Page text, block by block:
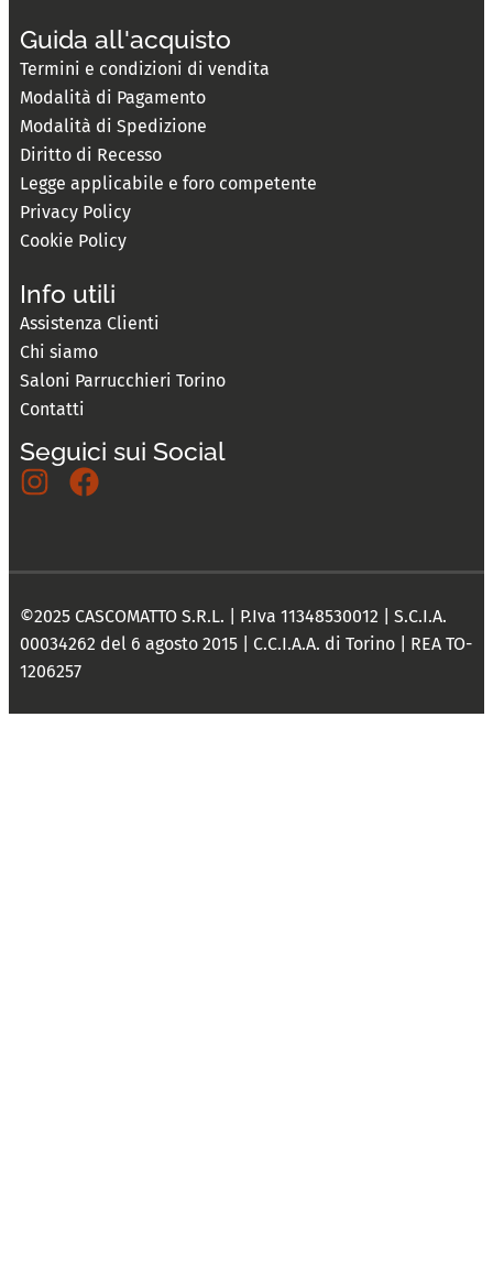
Guida all'acquisto
Termini e condizioni di vendita
Modalità di Pagamento
Modalità di Spedizione
Diritto di Recesso
Legge applicabile e foro competente
Privacy Policy
Cookie Policy
Info utili
Assistenza Clienti
Chi siamo
Saloni Parrucchieri Torino
Contatti
Seguici sui Social
©2025 CASCOMATTO S.R.L. | P.Iva 11348530012 | S.C.I.A.
00034262 del 6 agosto 2015 | C.C.I.A.A. di Torino | REA TO-
1206257